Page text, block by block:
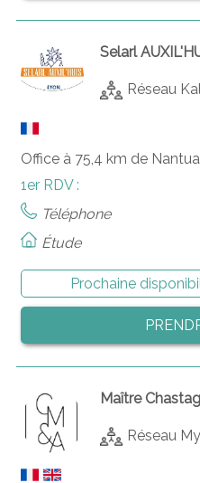
Selarl
Réseau
Office à 75,4 km de Nantua
1er RDV :
Téléphone
Étude
Prochaine
Maître
Réseau